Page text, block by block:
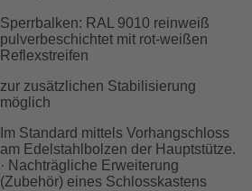
Sperrbalken: RAL 9010 reinweiß
pulverbeschichtet mit rot-weißen
Reflexstreifen
zur zusätzlichen Stabilisierung
möglich
Im Standard mittels Vorhangschloss
am Edelstahlbolzen der Hauptstütze.
· Nachträgliche Erweiterung
(Zubehör) eines Schlosskastens